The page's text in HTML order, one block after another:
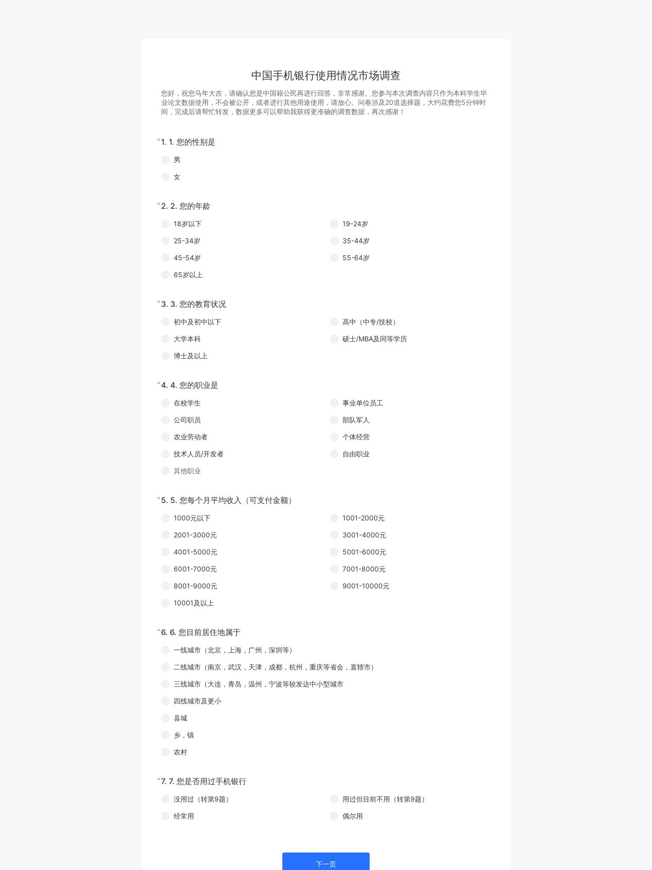
中国手机银行使用情况市场调查
您好，祝您马年大吉，请确认您是中国籍公民再进行回答，非常感谢。您参与本次调查内容只作为本科学生毕
业论文数据使用，不会被公开，或者进行其他用途使用，请放心。问卷涉及20道选择题，大约花费您5分钟时
间，完成后请帮忙转发，数据更多可以帮助我获得更准确的调查数据，再次感谢！
* 1. 1. 您的性别是
男
女
* 2. 2. 您的年龄
18岁以下 19-24岁
25-34岁 35-44岁
45-54岁 55-64岁
65岁以上
* 3. 3. 您的教育状况
初中及初中以下 高中（中专/技校）
大学本科 硕士/MBA及同等学历
博士及以上
* 4. 4. 您的职业是
在校学生 事业单位员工
公司职员 部队军人
农业劳动者 个体经营
技术人员/开发者 自由职业
其他职业
* 5. 5. 您每个月平均收入（可支付金额）
1000元以下 1001-2000元
2001-3000元 3001-4000元
4001-5000元 5001-6000元
6001-7000元 7001-8000元
8001-9000元 9001-10000元
10001及以上
* 6. 6. 您目前居住地属于
一线城市（北京，上海，广州，深圳等）
二线城市（南京，武汉，天津，成都，杭州，重庆等省会，直辖市）
三线城市（大连，青岛，温州，宁波等较发达中小型城市
四线城市及更小
县城
乡，镇
农村
*7. 7. 您是否用过手机银行
没用过（转第9题） 用过但目前不用（转第9题）
经常用 偶尔用
下一页